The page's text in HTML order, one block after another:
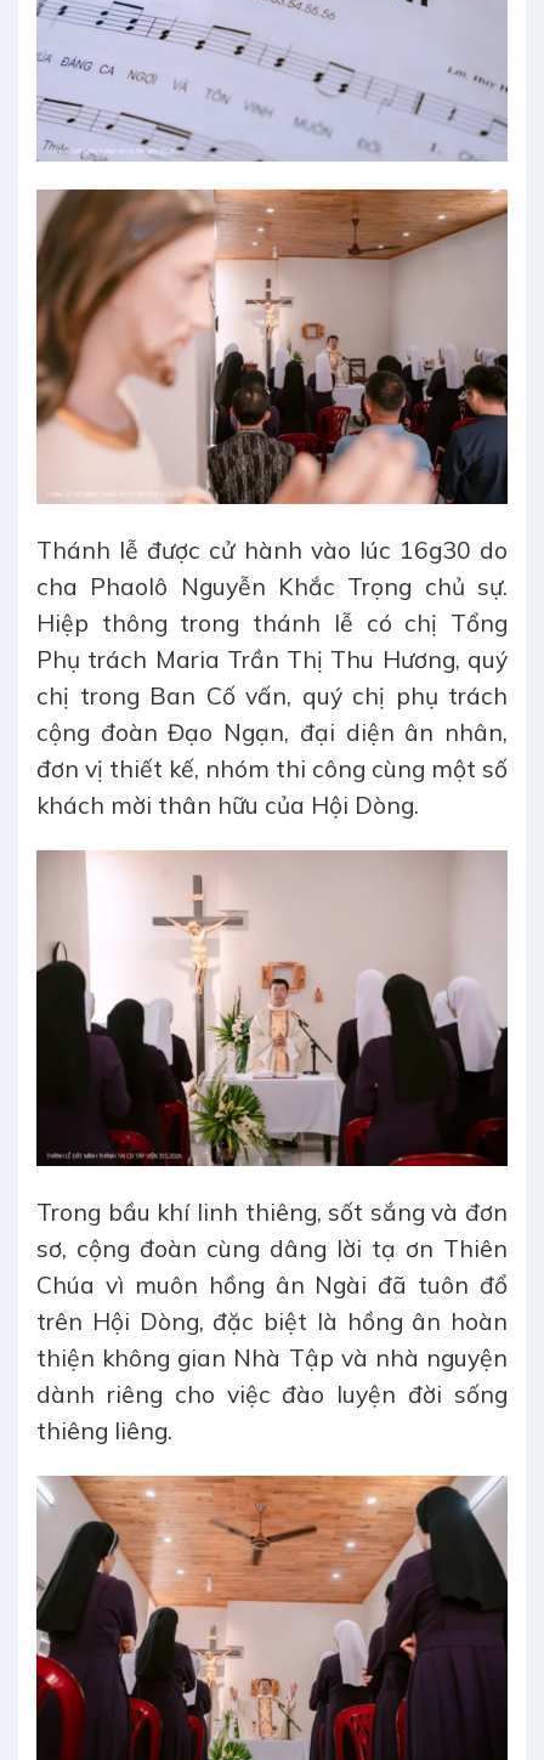
Thánh lễ được cử hành vào lúc 16g30 do
cha Phaolô Nguyễn Khắc Trọng chủ sự.
Hiệp thông trong thánh lễ có chị Tổng
Phụ trách Maria Trần Thị Thu Hương, quý
chị trong Ban Cố vấn, quý chị phụ trách
cộng đoàn Đạo Ngạn, đại diện ân nhân,
đơn vị thiết kế, nhóm thi công cùng một số
khách mời thân hữu của Hội Dòng.
Trong bầu khí linh thiêng, sốt sắng và đơn
sơ, cộng đoàn cùng dâng lời tạ ơn Thiên
Chúa vì muôn hồng ân Ngài đã tuôn đổ
trên Hội Dòng, đặc biệt là hồng ân hoàn
thiện không gian Nhà Tập và nhà nguyện
dành riêng cho việc đào luyện đời sống
thiêng liêng.